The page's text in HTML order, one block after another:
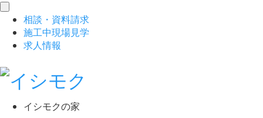
toggle
navigation
相談 ・ 資料請求
施工中現場見学
求人情報
イシモクの家